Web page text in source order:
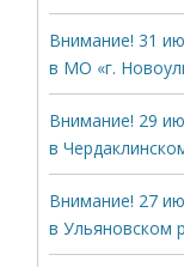
Внимание! 31
в МО «г.
Внимание! 29
в
Внимание! 27
в Ульяновском